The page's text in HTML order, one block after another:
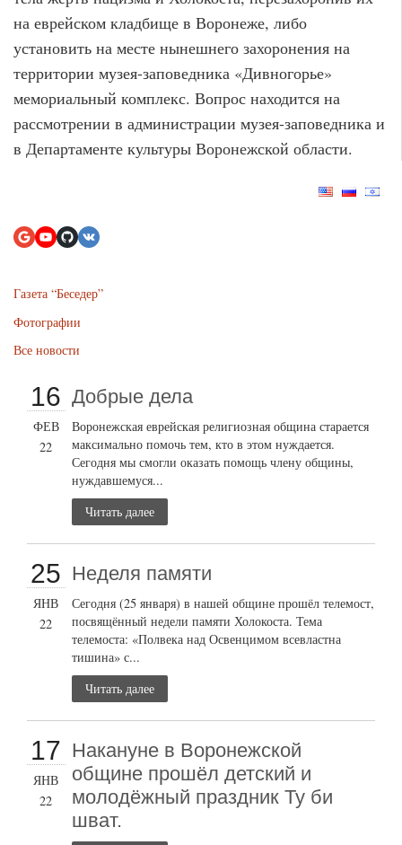
на еврейском кладбище в Воронеже, либо
установить на месте нынешнего захоронения на
территории музея-заповедника «Дивногорье»
мемориальный комплекс. Вопрос находится на
рассмотрении в администрации музея-заповедника и
в Департаменте культуры Воронежской области.
Газета “Беседер”
Фотографии
Все новости
16
ФЕВ
22
Добрые дела
Воронежская еврейская религиозная община старается
максимально помочь тем, кто в этом нуждается.
Сегодня мы смогли оказать помощь члену общины,
нуждавшемуся...
Читать далее
25
ЯНВ
22
Неделя памяти
Сегодня (25 января) в нашей общине прошёл телемост,
посвящённый недели памяти Холокоста. Тема
телемоста: «Полвека над Освенцимом всевластна
тишина» с...
Читать далее
17
ЯНВ
22
Накануне в Воронежской
общине прошёл детский и
молодёжный праздник Ту би
шват.